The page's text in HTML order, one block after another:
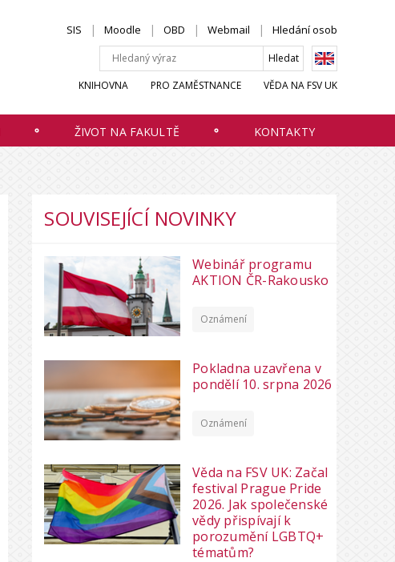
SIS Moodle OBD Webmail Hledání osob
KNIHOVNA PRO ZAMĚSTNANCE VĚDA NA FSV UK
ŽIVOT NA FAKULTĚ KONTAKTY
SOUVISEJÍCÍ NOVINKY
Webinář programu
AKTION ČR-Rakousko
Oznámení
Pokladna uzavřena v
pondělí 10. srpna 2026
Oznámení
Věda na FSV UK: Začal
festival Prague Pride
2026. Jak společenské
vědy přispívají k
porozumění LGBTQ+
tématům?